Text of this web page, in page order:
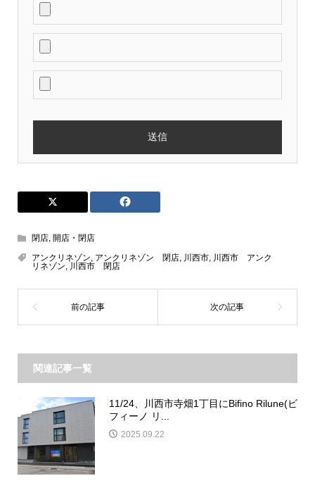
閉店, 開店・閉店
アンクリネゾン アンクリネゾン 閉店, 川西市, 川西市 アンク
リネゾン
川西市 閉店
関連記事一覧
11/24、川西市寺畑1丁目にBifino Rilune(ビ
フィーノ リ...
2025.09.22